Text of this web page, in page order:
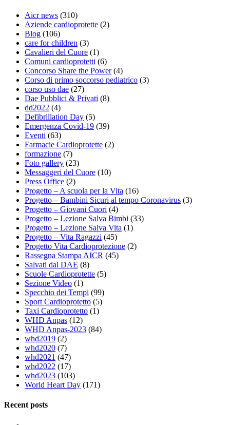
Aicr news (310)
Aziende cardioprotette (2)
Blog (106)
care for children (3)
Cavalieri del Cuore (1)
Comuni cardioprotetti (6)
Concorso Share the Power(4)
Corso di primo soccorso pediatrico (3)
corso uso dae (27)
Dae Pubblici & Privati (8)
dd2022 (4)
Defibrillation Day (5)
Emergenza Covid-19 (39)
Eventi (63)
Farmacie Cardioprotette (2)
formazione (7)
Foto gallery (23)
Messaggeri del Cuore (10)
Press Office (2)
Progetto – A scuola per la Vita (16)
Progetto – Bambini Sicuri al tempo Coronavirus (3)
Progetto – Giovani Cuori (4)
Progetto – Lezione Salva Bimbi (33)
Progetto – Lezione Salva Vita (1)
Progetto – Vita Ragazzi (45)
Progetto Vita Cardioprotezione (2)
Rassegna Stampa AICR (45)
Salvati dal DAE (8)
Scuole Cardioprotette (5)
Sezione Video (1)
Specchio dei Tempi (99)
Sport Cardioprotetto (5)
Taxi Cardioprotetto (1)
WHD Anpas (12)
WHD Anpas-2023 (84)
whd2019 (2)
whd2020 (7)
whd2021 (47)
whd2022 (17)
whd2023 (103)
World Heart Day (171)
Recent posts